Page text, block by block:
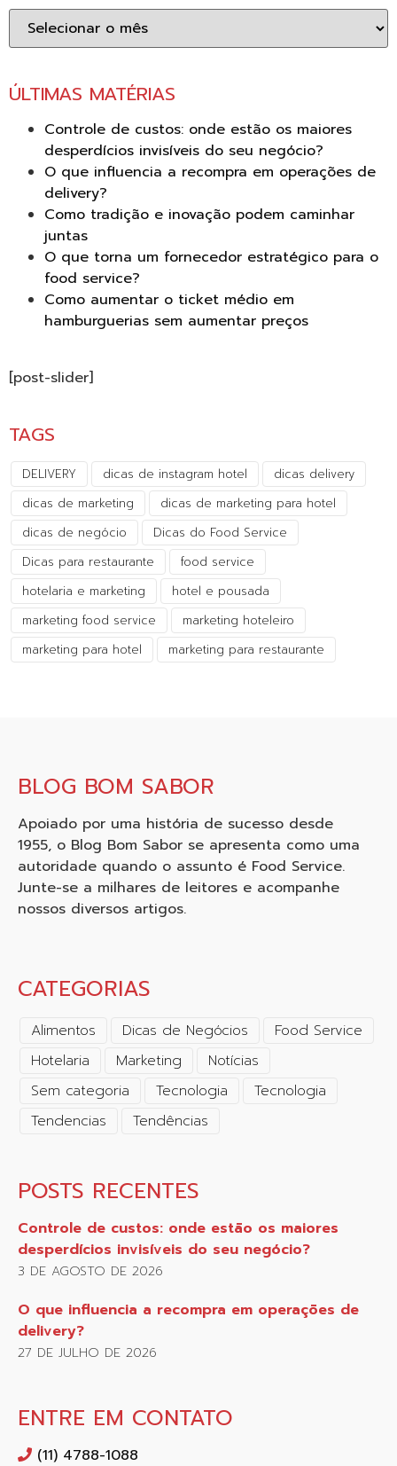
Arquivo
ÚLTIMAS MATÉRIAS
Controle de custos: onde estão os maiores
desperdícios invisíveis do seu negócio?
O que influencia a recompra em operações de
delivery?
Como tradição e inovação podem caminhar
juntas
O que torna um fornecedor estratégico para o
food service?
Como aumentar o ticket médio em
hamburguerias sem aumentar preços
[post-slider]
TAGS
DELIVERY dicas de instagram hotel
dicas delivery
dicas de marketing
dicas de marketing para hotel
dicas de negócio
Dicas do Food Service
Dicas para restaurante
food service
hotelaria e marketing
hotel e pousada
marketing food service
marketing hoteleiro
marketing para hotel
marketing para restaurante
BLOG BOM SABOR
Apoiado por uma história de sucesso desde
1955, o Blog Bom Sabor se apresenta como uma
autoridade quando o assunto é Food Service.
Junte-se a milhares de leitores e acompanhe
nossos diversos artigos.
CATEGORIAS
Alimentos Dicas de Negócios
Food Service
Hotelaria
Marketing
Notícias
Sem categoria
Tecnologia
Tecnologia
Tendencias
Tendências
POSTS RECENTES
Controle de custos: onde estão os maiores
desperdícios invisíveis do seu negócio?
3 DE AGOSTO DE 2026
O que influencia a recompra em operações de
delivery?
27 DE JULHO DE 2026
ENTRE EM CONTATO
(11) 4788-1088